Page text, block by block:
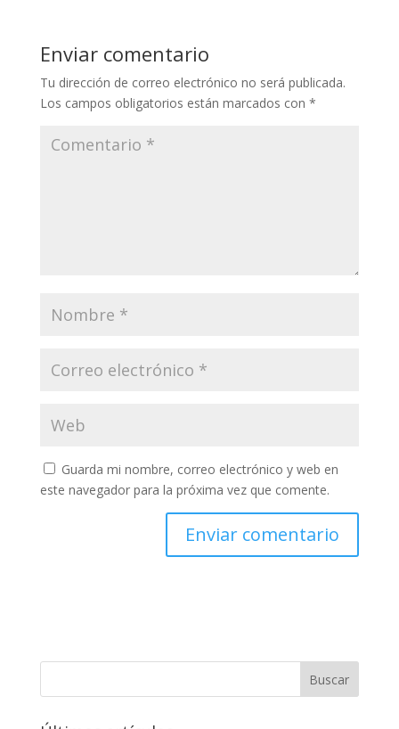
Enviar comentario
Tu dirección de correo electrónico no será publicada.
Los campos obligatorios están marcados con *
Guarda mi nombre, correo electrónico y web en
este navegador para la próxima vez que comente.